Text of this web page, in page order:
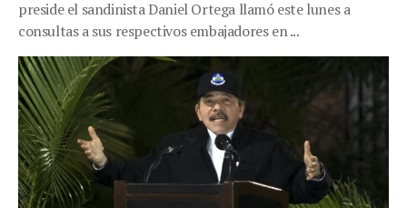
preside el sandinista Daniel Ortega llamó este lunes a
consultas a sus respectivos embajadores en ...